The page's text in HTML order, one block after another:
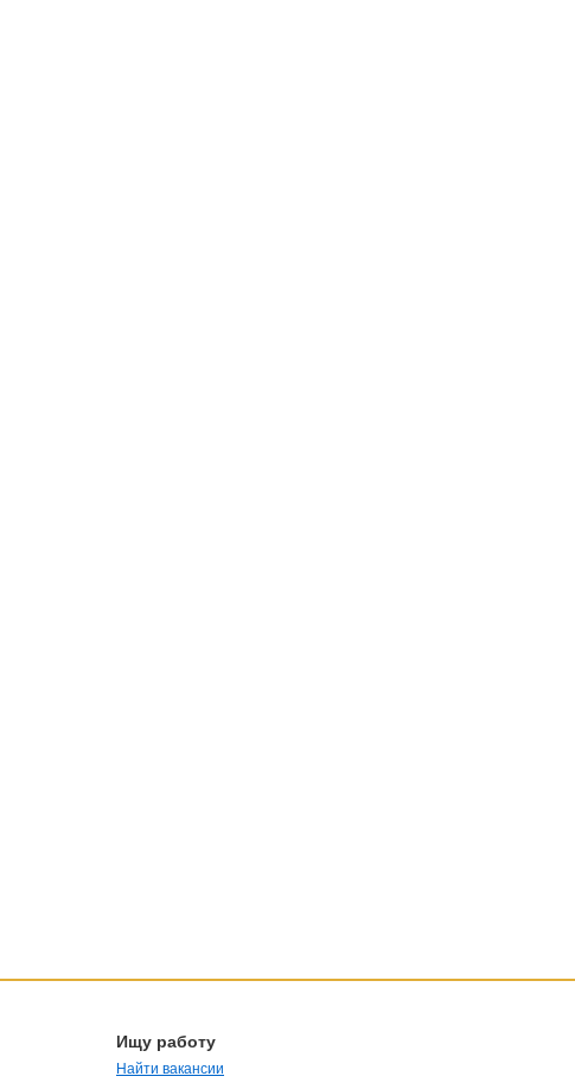
Ищу работу
Найти вакансии